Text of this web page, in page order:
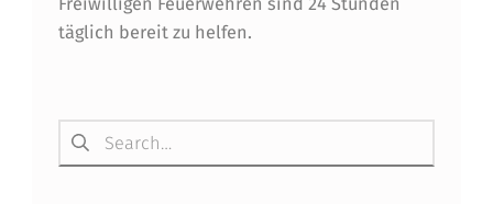
täglich bereit zu helfen.
Suchen nach: